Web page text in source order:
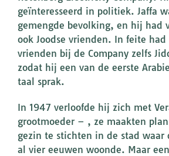
geïnteresseerd in politiek. Jaffa
gemengde bevolking, en hij had
ook Joodse vrienden. In feite
vrienden bij de Company zelfs
zodat hij een van de eerste
taal sprak.
In 1947 verloofde hij zich met
grootmoeder – , ze maakten
gezin te stichten in de stad waar
al vier eeuwen woonde. Maar